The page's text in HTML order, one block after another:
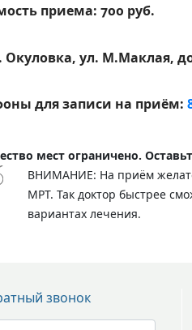
приема: 700 руб.
Окуловка, ул. М.Маклая,
для записи на приём:
мест ограничено.
ВНИМАНИЕ: На приём
МРТ. Так доктор быстрее
вариантах лечения.
звонок